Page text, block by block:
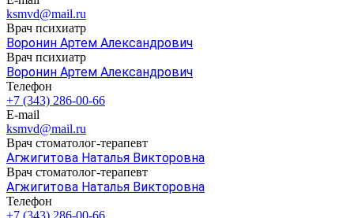
ksmvd@mail.ru
Врач психиатр
Воронин Артем Александрович
Врач психиатр
Воронин Артем Александрович
Телефон
+7 (343) 286-00-66
E-mail
ksmvd@mail.ru
Врач стоматолог-терапевт
Агжигитова Наталья Викторовна
Врач стоматолог-терапевт
Агжигитова Наталья Викторовна
Телефон
+7 (343) 286-00-66